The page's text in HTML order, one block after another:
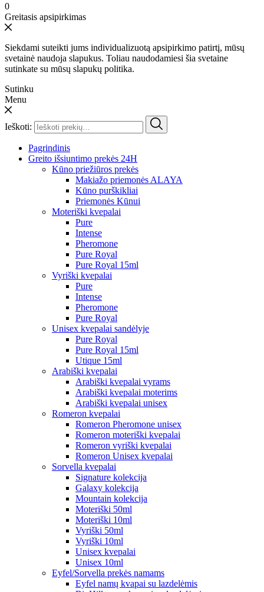
0
Greitasis apsipirkimas
Siekdami suteikti jums individualizuotą apsipirkimo patirtį, mūsų
svetainė naudoja slapukus. Toliau naudodamiesi šia svetaine
sutinkate su mūsų slapukų politika.
Sutinku
Menu
Ieškoti:
Pagrindinis
Greito išsiuntimo prekės 24H
Kūno priežiūros prekės
Makiažo priemonės ALAYA
Kūno purškikliai
Priemonės Kūnui
Moteriški kvepalai
Pure
Intense
Pheromone
Pure Royal
Pure Royal 15ml
Vyriški kvepalai
Pure
Intense
Pheromone
Pure Royal
Unisex kvepalai sandėlyje
Pure Royal
Pure Royal 15ml
Utique 15ml
Arabiški kvepalai
Arabiški kvepalai vyrams
Arabiški kvepalai moterims
Arabiški kvepalai unisex
Romeron kvepalai
Romeron Pheromone unisex
Romeron moteriški kvepalai
Romeron vyriški kvepalai
Romeron Unisex kvepalai
Sorvella kvepalai
Signature kolekcija
Galaxy kolekcija
Mountain kolekcija
Moteriški 50ml
Moteriški 10ml
Vyriški 50ml
Vyriški 10ml
Unisex kvepalai
Unisex 10ml
Eyfel/Sorvella prekės namams
Eyfel namų kvapai su lazdelėmis